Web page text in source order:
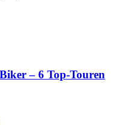
– 6 Top-Touren